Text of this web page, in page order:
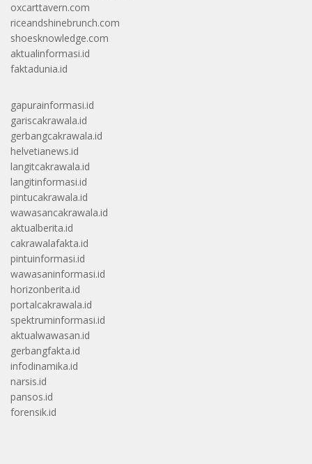
oxcarttavern.com
riceandshinebrunch.com
shoesknowledge.com
aktualinformasi.id
faktadunia.id
gapurainformasi.id
gariscakrawala.id
gerbangcakrawala.id
helvetianews.id
langitcakrawala.id
langitinformasi.id
pintucakrawala.id
wawasancakrawala.id
aktualberita.id
cakrawalafakta.id
pintuinformasi.id
wawasaninformasi.id
horizonberita.id
portalcakrawala.id
spektruminformasi.id
aktualwawasan.id
gerbangfakta.id
infodinamika.id
narsis.id
pansos.id
forensik.id